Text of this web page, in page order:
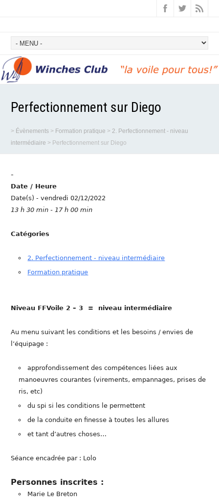
Perfectionnement sur Diego
> Évènements > Formation pratique >2. Perfectionnement - niveau
intermédiaire > Perfectionnement sur Diego
-
Date / Heure
Date(s) - vendredi 02/12/2022
13 h 30 min - 17 h 00 min
Catégories
2. Perfectionnement - niveau intermédiaire
Formation pratique
Niveau FFVoile 2 – 3 = niveau intermédiaire
Au menu suivant les conditions et les besoins / envies de
l’équipage :
approfondissement des compétences liées aux
manoeuvres courantes (virements, empannages, prises de
ris, etc)
du spi si les conditions le permettent
de la conduite en finesse à toutes les allures
et tant d’autres choses…
Séance encadrée par : Lolo
Personnes inscrites :
Marie Le Breton